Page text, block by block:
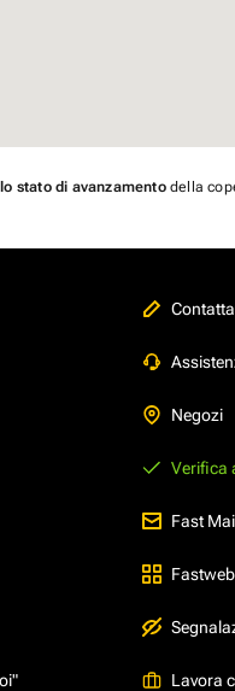
stato di avanzamentodella
Negozi
Verifica
Fast
Lavora